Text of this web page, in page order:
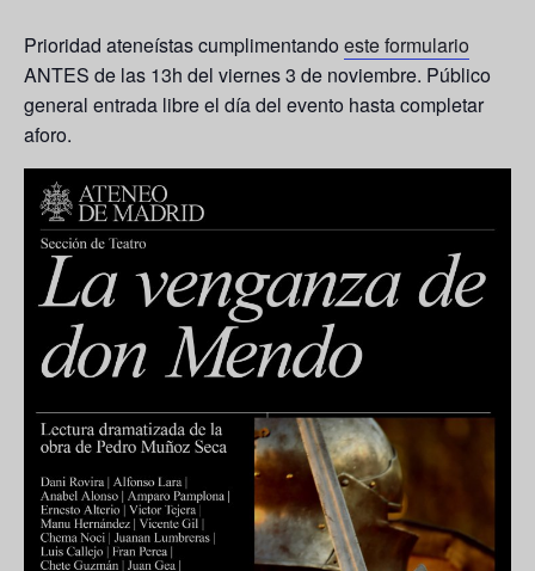
Prioridad ateneístas cumplimentando este formulario
ANTES de las 13h del viernes 3 de noviembre. Público
general entrada libre el día del evento hasta completar
aforo.